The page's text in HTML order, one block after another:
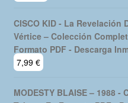
CISCO KID - La Revelación
Vértice – Colección
Formato PDF - Descarga
7,99 €
MODESTY BLAISE – 1988